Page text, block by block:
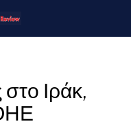
στο Ιράκ,